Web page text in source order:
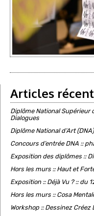
Articles
Diplôme National Supérieur
Dialogues
Diplôme National d’Art
Concours d’entrée DNA ::
Exposition des diplômes ::
Hors les murs :: Haut et
Exposition :: Déjà Vu ? :: du
Hors les murs :: Cosa
Workshop :: Dessinez